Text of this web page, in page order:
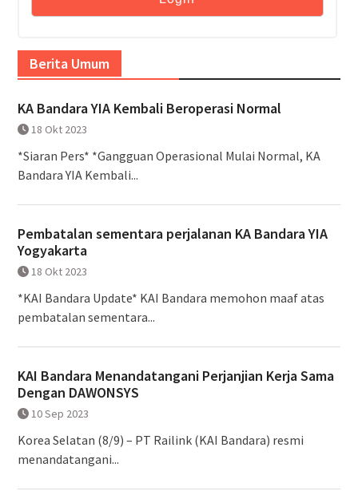
Berita Umum
KA Bandara YIA Kembali Beroperasi Normal
18 Okt 2023
*Siaran Pers* *Gangguan Operasional Mulai Normal, KA
Bandara YIA Kembali...
Pembatalan sementara perjalanan KA Bandara YIA
Yogyakarta
18 Okt 2023
*KAI Bandara Update* KAI Bandara memohon maaf atas
pembatalan sementara...
KAI Bandara Menandatangani Perjanjian Kerja Sama
Dengan DAWONSYS
10 Sep 2023
Korea Selatan (8/9) – PT Railink (KAI Bandara) resmi
menandatangani...